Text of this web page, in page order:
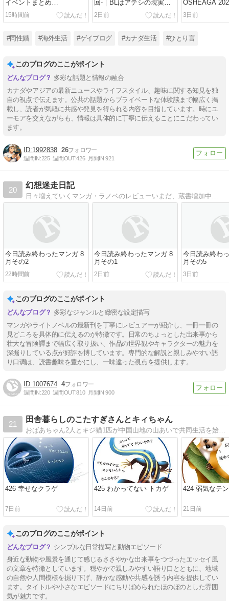
イベントまとめ
2026|Osheaga後も見逃せな
いフェス5選
15時間前
回-｜BLはアテシの現実逃
避なのか
2日前
OSHEAGA
YOASOBIが
ばよかったかも
3日前
#同性婚 #海外生活 #ゲイブログ #カナダ生活 #ひとり言
このブログのここがポイント
多彩な話題と情報の融合
カナダやアジアの最新ニュースやライフスタイル、趣味に関する知見を独
自の視点で伝えます。公共の話題からプライベートな体験談まで幅広く掲
載し、読者が気軽に共感や発見を得られる内容を目指しています。時にユ
ーモアを交えながらも、情報は具体的に丁寧に伝えることにこだわってい
ます。
1992838 26
週間IN:225 週間OUT:426 月間IN:921
20
幻想迷走日記
日々増えていくマンガ・ラノベのレビューいまだ、蔵書増加中…
今日読み終わったマンガ 8
月その2
22時間前
今日読み終わったマンガ 8
月その1
2日前
今日読み終わ
月その5
3日前
このブログのここがポイント
多彩なジャンルと緻密な設定描写
マンガやライトノベルの最新刊を丁寧にレビュアーが紹介し、一冊一冊の
見どころを具体的に伝えるのが特徴です。日常のちょっとした出来事から
壮大な冒険譚まで幅広く取り扱い、作品の世界観やキャラクターの魅力を
深掘りしている点が好評を博しています。専門的な解説と親しみやすい語
り口调は、読書趣味を豊かにし、一味違った視点を提供します。
1007674 4
週間IN:220 週間OUT:810 月間IN:900
21
田舎暮らしのこたすぎさんとキィちゃん
おばあちゃん2人とキジ猫1匹が中国山地の山あいで共同生活を始めました。 山の動物たち、清流、四季の移ろい…。不慣れも不便も楽しみながらの日々を淡々とつづります。
426 幸せなクラゲ
7日前
425 わかってない トカゲ
14日前
424 弱気なテン
21日前
このブログのここがポイント
シンプルな日常描写と動物エピソード
身近な動物や風景を通じて感じるささやかな出来事をつづったエッセイ風
の文章を特徴としています。穏やかで親しみやすい語り口とともに、地域
の自然や人間模様を掘り下げ、静かな感動や共感を誘う内容を提供してい
ます。タイトルや小さなエピソードにちりばめられたほのぼのとした雰囲
気が魅力です。